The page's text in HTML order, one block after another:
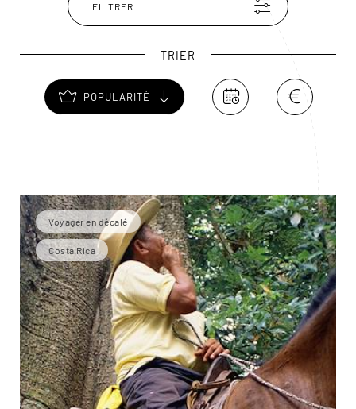
FILTRER
TRIER
POPULARITÉ
Voyager en décalé
Costa Rica